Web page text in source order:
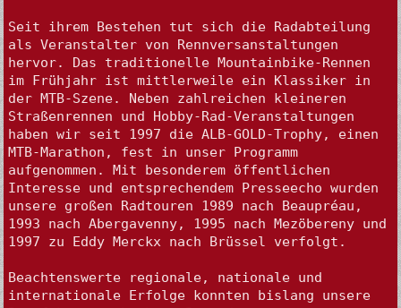
Seit ihrem Bestehen tut sich die Radabteilung
als Veranstalter von Rennversanstaltungen
hervor. Das traditionelle Mountainbike-Rennen
im Frühjahr ist mittlerweile ein Klassiker in
der MTB-Szene. Neben zahlreichen kleineren
Straßenrennen und Hobby-Rad-Veranstaltungen
haben wir seit 1997 die ALB-GOLD-Trophy, einen
MTB-Marathon, fest in unser Programm
aufgenommen. Mit besonderem öffentlichen
Interesse und entsprechendem Presseecho wurden
unsere großen Radtouren 1989 nach Beaupréau,
1993 nach Abergavenny, 1995 nach Mezöbereny und
1997 zu Eddy Merckx nach Brüssel verfolgt.
Beachtenswerte regionale, nationale und
internationale Erfolge konnten bislang unsere